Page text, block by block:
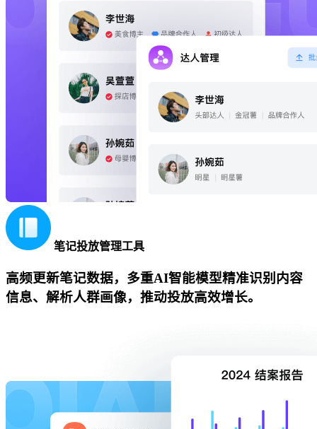
笔记投放管理工具
高频更新笔记数据，多重AI智能模型精准识别内容
信息、解析人群画像，推动投放高效增长。